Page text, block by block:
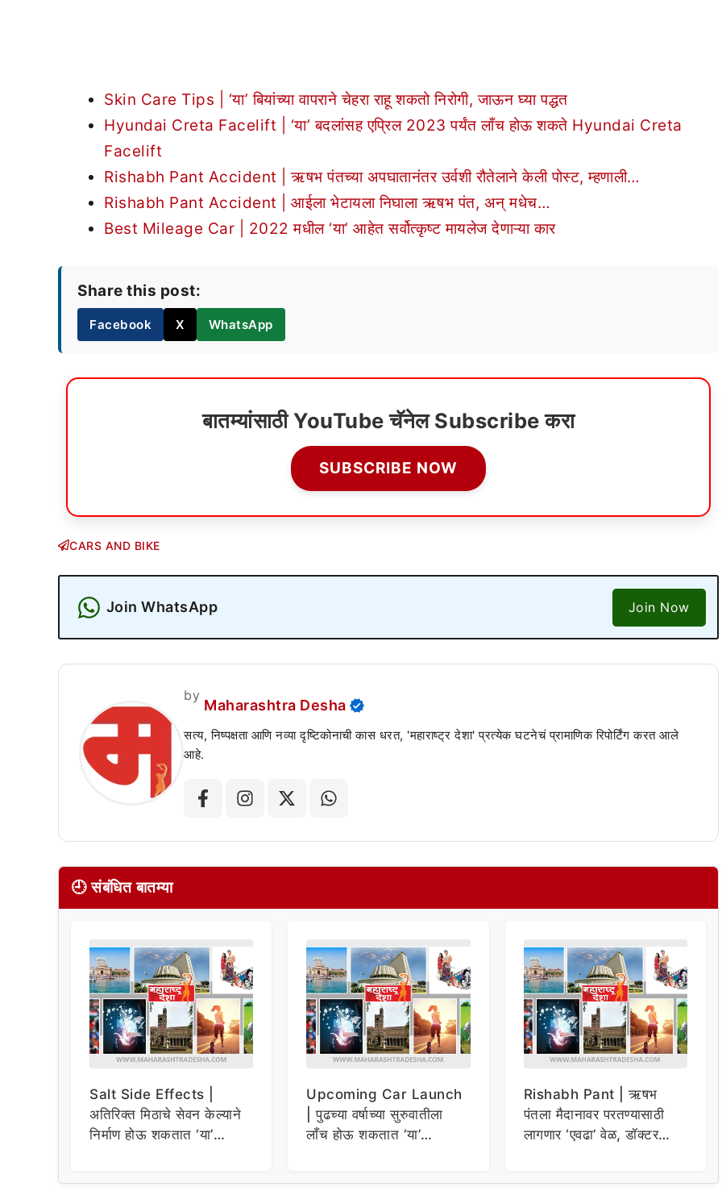
Skin Care Tips | ‘या’ बियांच्या वापराने चेहरा राहू शकतो निरोगी, जाऊन घ्या पद्धत
Hyundai Creta Facelift | ‘या’ बदलांसह एप्रिल 2023 पर्यंत लाँच होऊ शकते Hyundai Creta
Facelift
Rishabh Pant Accident | ऋषभ पंतच्या अपघातानंतर उर्वशी रौतेलाने केली पोस्ट, म्हणाली…
Rishabh Pant Accident | आईला भेटायला निघाला ऋषभ पंत, अन् मधेच…
Best Mileage Car | 2022 मधील ‘या’ आहेत सर्वोत्कृष्ट मायलेज देणाऱ्या कार
Share this post:
Facebook X WhatsApp
बातम्यांसाठी YouTube चॅनेल Subscribe करा
SUBSCRIBE NOW
CARS AND BIKE
Join WhatsApp Join Now
by
Maharashtra Desha
सत्य, निष्पक्षता आणि नव्या दृष्टिकोनाची कास धरत, 'महाराष्ट्र देशा' प्रत्येक घटनेचं प्रामाणिक रिपोर्टिंग करत आले
आहे.
🕘 संबंधित बातम्या
Salt Side Effects |
अतिरिक्त मिठाचे सेवन केल्याने
निर्माण होऊ शकतात ‘या’
Upcoming Car Launch
| पुढच्या वर्षाच्या सुरुवातीला
लाँच होऊ शकतात ‘या’
Rishabh Pant | ऋषभ
पंतला मैदानावर परतण्यासाठी
लागणार ‘एवढा’ वेळ, डॉक्टर